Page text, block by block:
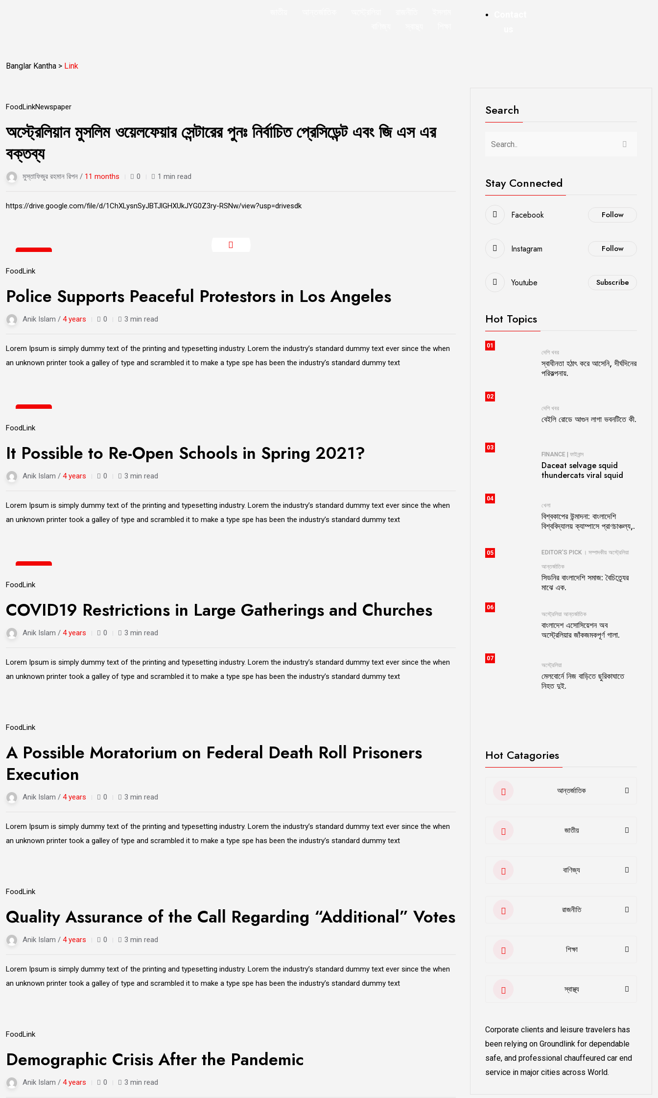
Banglar Kantha > Link
10
FoodLinkNewspaper
অস্ট্রেলিয়ান মুসলিম ওয়েলফেয়ার সেন্টারের পুনঃ নির্বাচিত প্রেসিডেন্ট এবং জি এস এর
বক্তব্য
মুস্তাফিজুর রহমান রিপন / 11 months 0 1 min read
https://drive.google.com/file/d/1ChXLysnSyJBTJlGHXUkJYG0Z3ry-RSNw/view?usp=drivesdk
Jun
FoodLink
Police Supports Peaceful Protestors in Los Angeles
Anik Islam / 4 years 0 3 min read
Lorem Ipsum is simply dummy text of the printing and typesetting industry. Lorem the industry’s standard dummy text ever since the when
an unknown printer took a galley of type and scrambled it to make a type spe has been the industry’s standard dummy text
Jun
FoodLink
It Possible to Re-Open Schools in Spring 2021?
Anik Islam / 4 years 0 3 min read
Lorem Ipsum is simply dummy text of the printing and typesetting industry. Lorem the industry’s standard dummy text ever since the when
an unknown printer took a galley of type and scrambled it to make a type spe has been the industry’s standard dummy text
Jun
FoodLink
COVID19 Restrictions in Large Gatherings and Churches
Anik Islam / 4 years 0 3 min read
Lorem Ipsum is simply dummy text of the printing and typesetting industry. Lorem the industry’s standard dummy text ever since the when
an unknown printer took a galley of type and scrambled it to make a type spe has been the industry’s standard dummy text
21
FoodLink
A Possible Moratorium on Federal Death Roll Prisoners
Execution
Anik Islam / 4 years 0 3 min read
Lorem Ipsum is simply dummy text of the printing and typesetting industry. Lorem the industry’s standard dummy text ever since the when
an unknown printer took a galley of type and scrambled it to make a type spe has been the industry’s standard dummy text
21
FoodLink
Quality Assurance of the Call Regarding “Additional” Votes
Anik Islam / 4 years 0 3 min read
Lorem Ipsum is simply dummy text of the printing and typesetting industry. Lorem the industry’s standard dummy text ever since the when
an unknown printer took a galley of type and scrambled it to make a type spe has been the industry’s standard dummy text
21
FoodLink
Demographic Crisis After the Pandemic
Anik Islam / 4 years 0 3 min read
Search
Stay Connected
Facebook Follow
Instagram Follow
Youtube Subscribe
Hot Topics
01
দেশি খবর
স্বাধীনতা হঠাৎ করে আসেনি, দীর্ঘদিনের
পরিকল্পনায়.
02
দেশি খবর
বেইলি রোডে আগুন লাগা ভবনটিতে কী.
03
FINANCE | ফাইনান্স
Daceat selvage squid
thundercats viral squid
04
খেলা
বিশ্বকাপের উন্মাদনা: বাংলাদেশি
বিশ্ববিদ্যালয় ক্যাম্পাসে প্রাণচাঞ্চল্য,.
05 EDITOR'S PICK । সম্পাদকীয় অস্ট্রেলিয়া
আন্তর্জাতিক
সিডনির বাংলাদেশি সমাজ: বৈচিত্র্যের
মাঝে এক.
06
অস্ট্রেলিয়া আন্তর্জাতিক
বাংলাদেশ এসোসিয়েশন অব
অস্ট্রেলিয়ার জাঁকজমকপূর্ণ গালা.
07
অস্ট্রেলিয়া
মেলবোর্নে নিজ বাড়িতে ছুরিকাঘাতে
নিহত দুই.
Hot Catagories
আন্তর্জাতিক
জাতীয়
বাণিজ্য
রাজনীতি
শিক্ষা
স্বাস্থ্য
Corporate clients and leisure travelers has
been relying on Groundlink for dependable
safe, and professional chauffeured car end
service in major cities across World.